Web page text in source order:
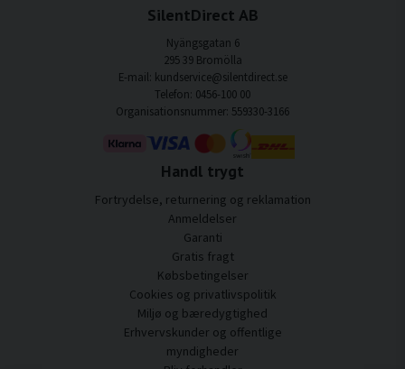
SilentDirect AB
Nyängsgatan 6
295 39 Bromölla
E-mail: kundservice@silentdirect.se
Telefon: 0456-100 00
Organisationsnummer: 559330-3166
Handl trygt
Fortrydelse, returnering og reklamation
Anmeldelser
Garanti
Gratis fragt
Købsbetingelser
Cookies og privatlivspolitik
Miljø og bæredygtighed
Erhvervskunder og offentlige
myndigheder